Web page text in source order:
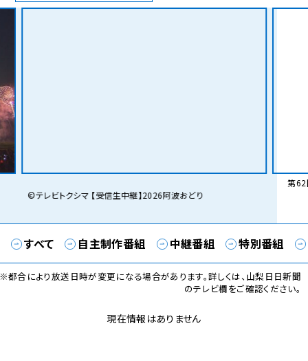
法人のお客様 料金シミュレーション
すべて 自主制作番組 中継番組 特別番組
都合により放送日時が変更になる場合があります。詳しくは、山梨日日新聞
のテレビ欄をご確認ください。
現在情報はありません